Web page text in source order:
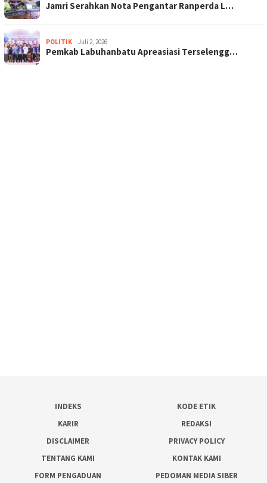
Jamri Serahkan Nota Pengantar Ranperda L…
POLITIK Juli 2, 2026
Pemkab Labuhanbatu Apreasiasi Terselengg…
INDEKS
KODE ETIK
KARIR
REDAKSI
DISCLAIMER
PRIVACY POLICY
TENTANG KAMI
KONTAK KAMI
FORM PENGADUAN
PEDOMAN MEDIA SIBER